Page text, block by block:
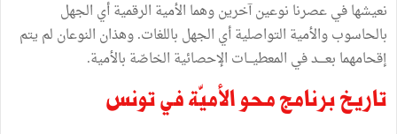
نعيشها في عصرنا نوعين آخرين وهما الأمية الرقمية أي الجهل
بالحاسوب والأمية التواصلية أي الجهل باللغات. وهذان النوعان لم يتم
إقحامهما بعــــد في المعطيـــات الإحصائية الخاصّة بالأمية.
تاريخ برنامج محو الأميّة في تونس